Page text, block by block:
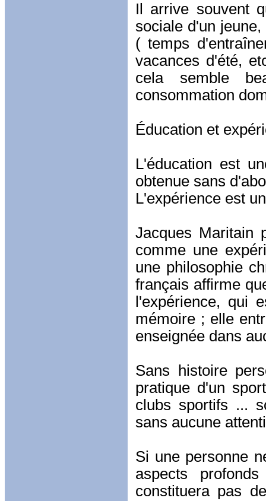
Il arrive souvent
sociale d'un
( temps
vacances d'été,
cela semble
consommation
Éducation et
L'éducation est
obtenue sans
L'expérience est
Jacques Maritain
comme une
une philosophie
français affirme
l'expérience, qui
mémoire ; elle
enseignée dans
Sans histoire
pratique d'un
clubs sportifs ...
sans aucune
Si une personne
aspects
constituera pas